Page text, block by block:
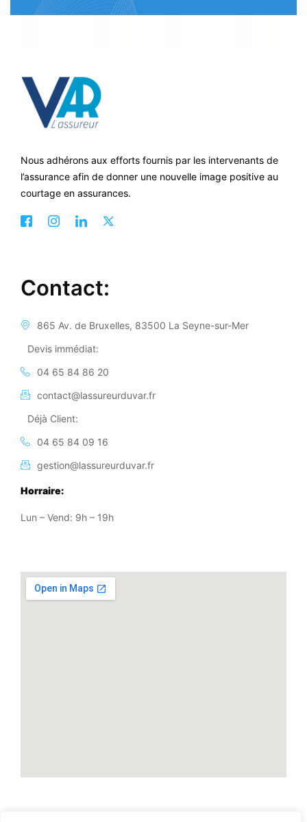
Nous adhérons aux efforts fournis par les intervenants de
l’assurance afin de donner une nouvelle image positive au
courtage en assurances.
Contact:
865 Av. de Bruxelles, 83500 La Seyne-sur-Mer
Devis immédiat:
04 65 84 86 20
contact@lassureurduvar.fr
Déjà Client:
04 65 84 09 16
gestion@lassureurduvar.fr
Horraire:
Lun – Vend: 9h – 19h